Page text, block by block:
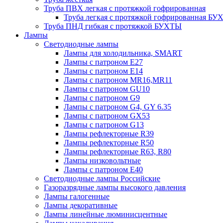
Труба ПВХ легкая с протяжкой гофрированная
Труба легкая с протяжкой гофрированная
Труба ПНД гибкая с протяжкой БУХТЫ
Лампы
Светодиодные лампы
Лампы для холодильника, SMART
Лампы с патроном E27
Лампы с патроном Е14
Лампы с патроном MR16,MR11
Лампы с патроном GU10
Лампы с патроном G9
Лампы с патроном G4, GY 6.35
Лампы с патроном GX53
Лампы с патроном G13
Лампы рефлекторные R39
Лампы рефлекторные R50
Лампы рефлекторные R63, R80
Лампы низковольтные
Лампы с патроном Е40
Светодиодные лампы Российские
Газоразрядные лампы высокого давления
Лампы галогенные
Лампы декоративные
Лампы линейные люминисцентные